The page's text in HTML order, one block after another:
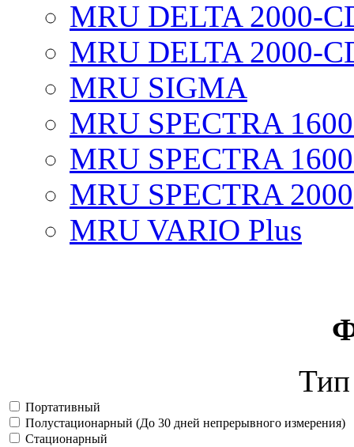
MRU DELTA 2000-
MRU DELTA 2000-
MRU SIGMA
MRU SPECTRA
MRU SPECTRA
MRU SPECTRA 2000
MRU VARIO Plus
Портативный
Полустационарный (До 30 дней непрерывного измерения)
Стационарный